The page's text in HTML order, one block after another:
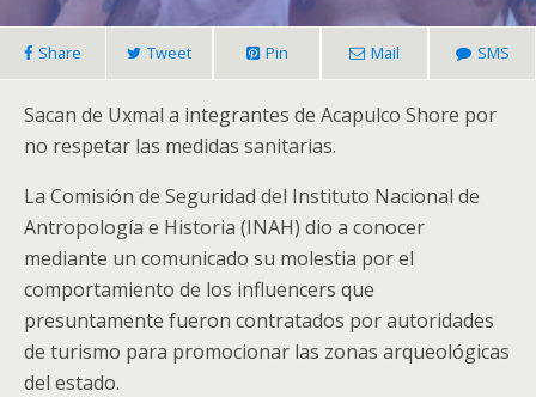
Share Tweet Pin Mail SMS
Sacan de Uxmal a integrantes de Acapulco Shore por
no respetar las medidas sanitarias.
La Comisión de Seguridad del Instituto Nacional de
Antropología e Historia (INAH) dio a conocer
mediante un comunicado su molestia por el
comportamiento de los influencers que
presuntamente fueron contratados por autoridades
de turismo para promocionar las zonas arqueológicas
del estado.